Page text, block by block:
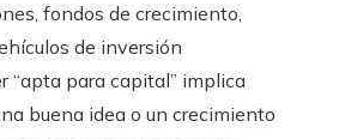
fondos de crecimiento,
de inversión
para capital” implica
buena idea o un crecimiento